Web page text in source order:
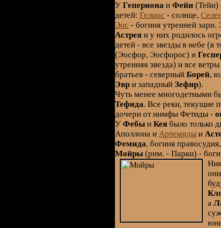
У Гепериона и Фейи (Тейи)
детей: Гелиос - солнце,
Эос - богиня утренней
Астрея и у них родилось
детей - все звезды в небе (в
(Эосфор, Эосфорос) и
утренняя звезда) и все
братьев - северный Борей,
Эвр и западный Зефир).
Чуть менее многодетными
Тефида. Все реки, текущие
дочери от нимфы Фетиды -
У Фебы и Кея было только
Аполлона и Артемиды и
Фемида, богиня
Мойры (рим. - Парки) -
а